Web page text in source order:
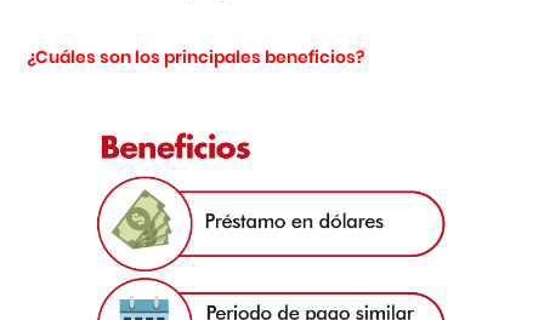
¿Cuáles son los principales beneficios?